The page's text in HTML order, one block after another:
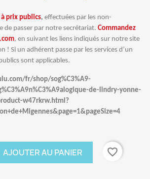
prix publics, effectuées par les non-
de passer par notre secrétariat. Commandez
, en suivant les liens indiqués sur notre site
! Si un adhérent passe par les services d’un
sont applicables.
fr/shop/sog%C3%A9-
de-lindry-yonne-
w47rkrw.html?
AJOUTER AU PANIER
favorite_border